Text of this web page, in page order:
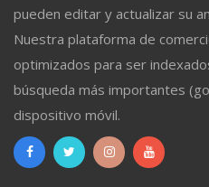
pueden editar y actualizar su
Nuestra plataforma de
optimizados para ser
búsqueda más importantes
dispositivo móvil.